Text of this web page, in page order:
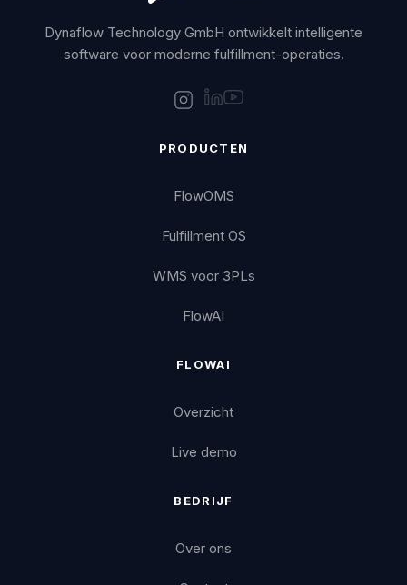
Dynaflow Technology GmbH ontwikkelt intelligente
software voor moderne fulfillment-operaties.
PRODUCTEN
FlowOMS
Fulfillment OS
WMS voor 3PLs
FlowAI
FLOWAI
Overzicht
Live demo
BEDRIJF
Over ons